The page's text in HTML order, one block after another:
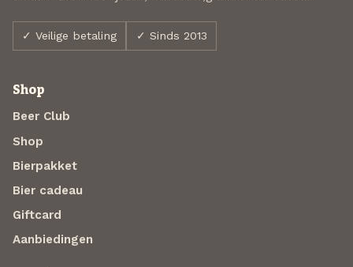
✓ Veilige betaling ✓ Sinds 2013
Shop
Beer Club
Shop
Bierpakket
Bier cadeau
Giftcard
Aanbiedingen